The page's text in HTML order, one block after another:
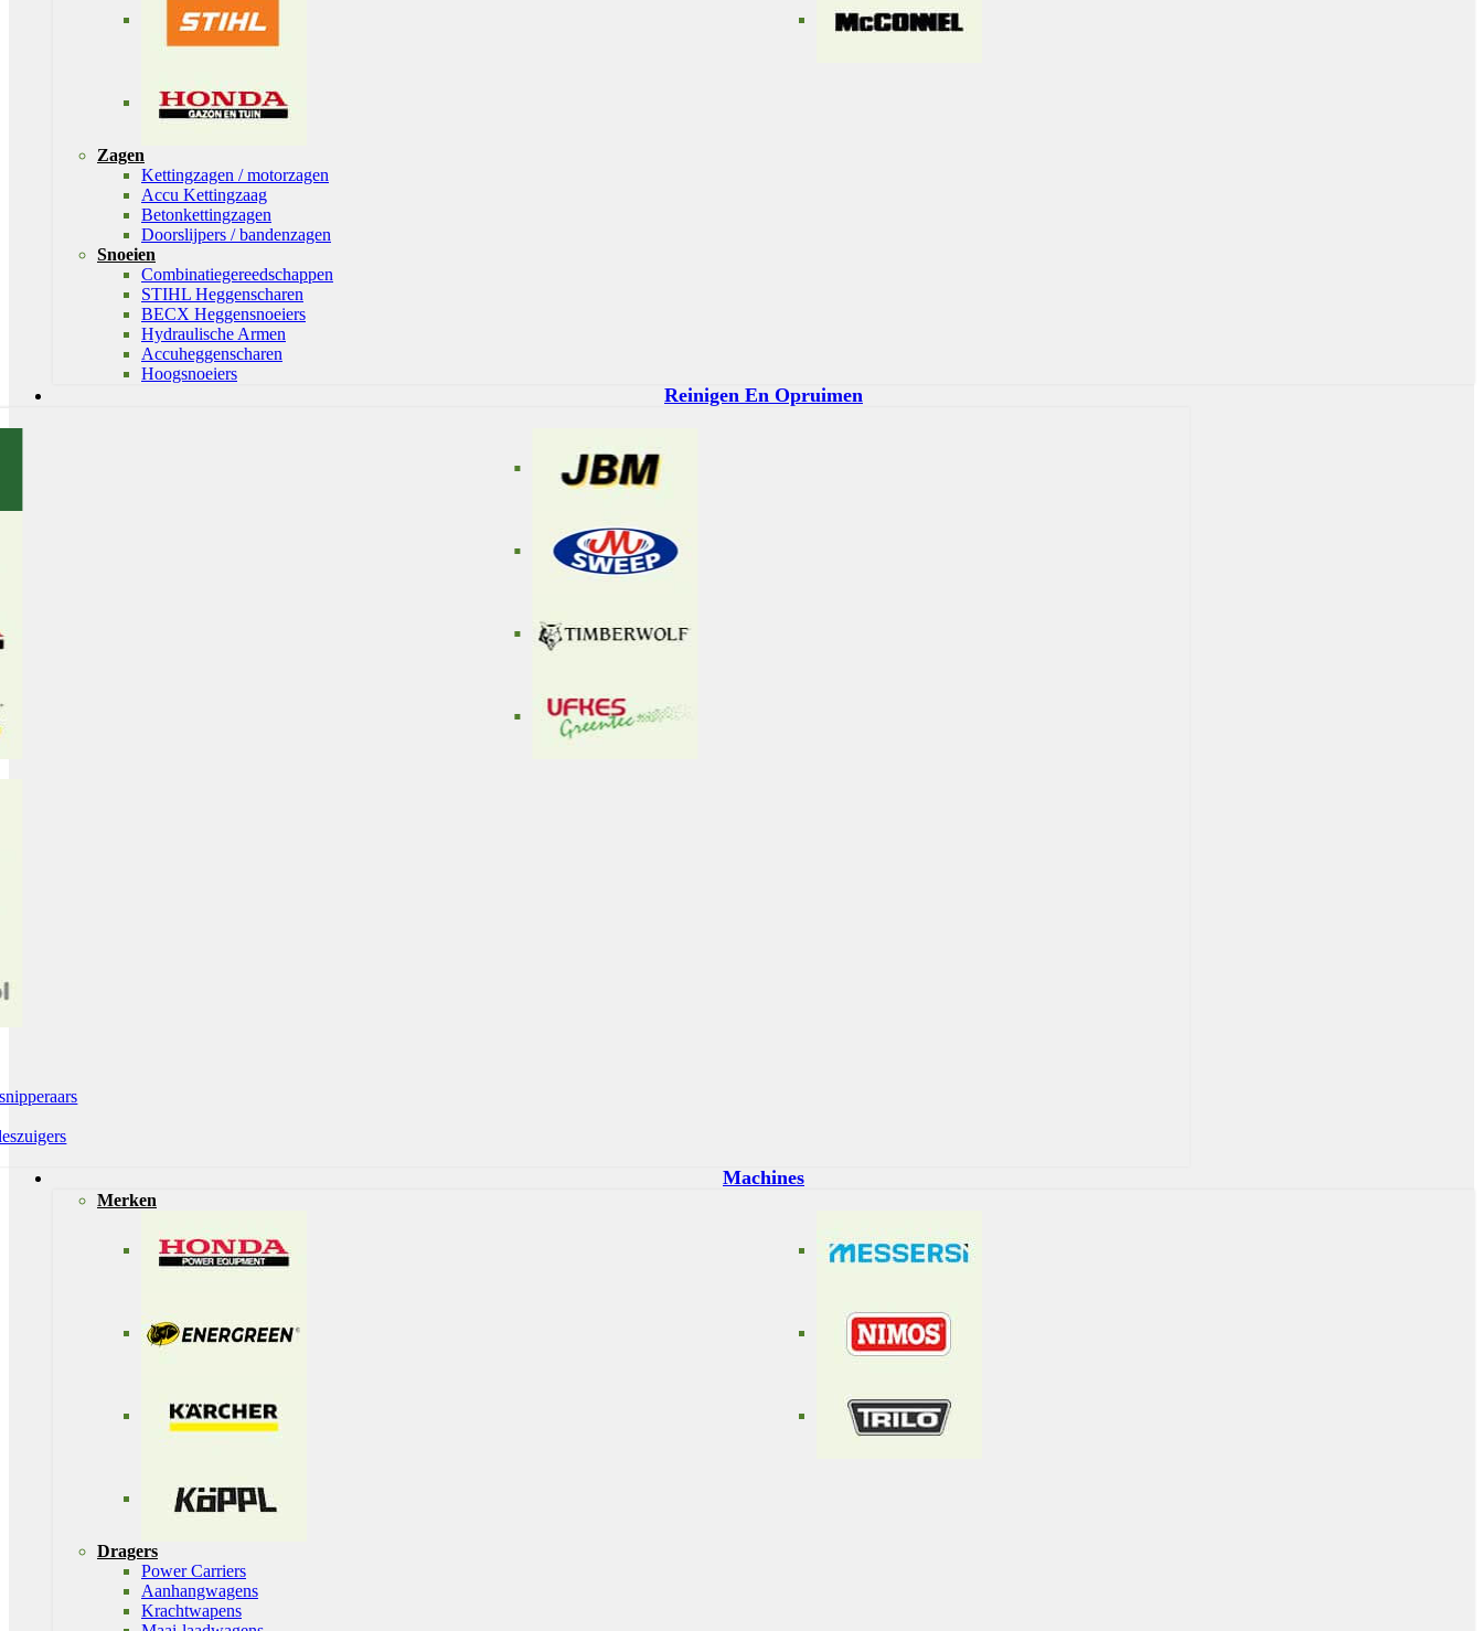
Zagen
Kettingzagen / motorzagen
Accu Kettingzaag
Betonkettingzagen
Doorslijpers / bandenzagen
Snoeien
Combinatiegereedschappen
STIHL Heggenscharen
BECX Heggensnoeiers
Hydraulische Armen
Accuheggenscharen
Hoogsnoeiers
Reinigen En Opruimen
Machines
Merken
Dragers
Power Carriers
Aanhangwagens
Krachtwapens